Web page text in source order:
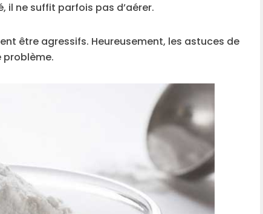
il ne suffit parfois pas d’aérer.
être agressifs. Heureusement, les astuces de
problème.